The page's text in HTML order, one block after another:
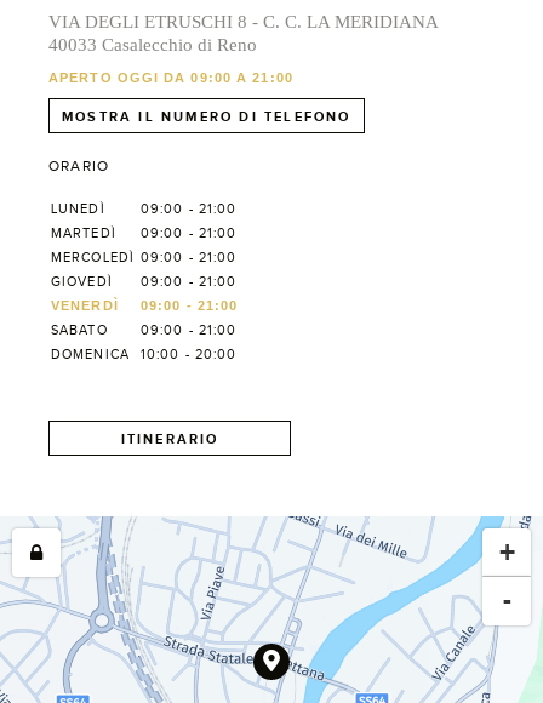
VIA DEGLI ETRUSCHI 8 - C. C. LA MERIDIANA
40033 Casalecchio di Reno
APERTO OGGI DA 09:00 A 21:00
MOSTRA IL NUMERO DI TELEFONO
ORARIO
LUNEDÌ
09:00 - 21:00
MARTEDÌ
09:00 - 21:00
MERCOLEDÌ
09:00 - 21:00
GIOVEDÌ
09:00 - 21:00
VENERDÌ
09:00 - 21:00
SABATO
09:00 - 21:00
DOMENICA
10:00 - 20:00
ITINERARIO
+
-